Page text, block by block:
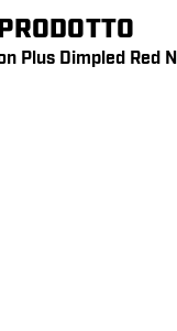
Plus Dimpled Red